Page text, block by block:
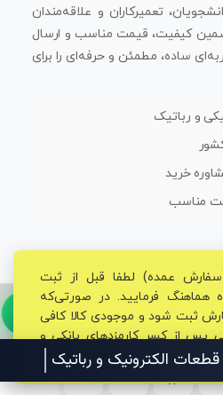
تعمیرکاران و علاقه‌مندان
کیفیت، قیمت مناسب و ارسال
ساده، مطمئن و حرفه‌ای را برای
و رباتیک
خرید
مناسب
قم الکترونیک محفوظ می‌باشد.
عمده) لطفا قبل از ثبت
هماهنگ فرمایید. در صورتی‌که
ثبت شود و موجودی کالا کافی
پس از کسر کارمزدهای بانکی و
بازگشت داده خواهد شد.